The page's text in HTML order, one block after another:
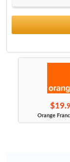
$19.
Orange